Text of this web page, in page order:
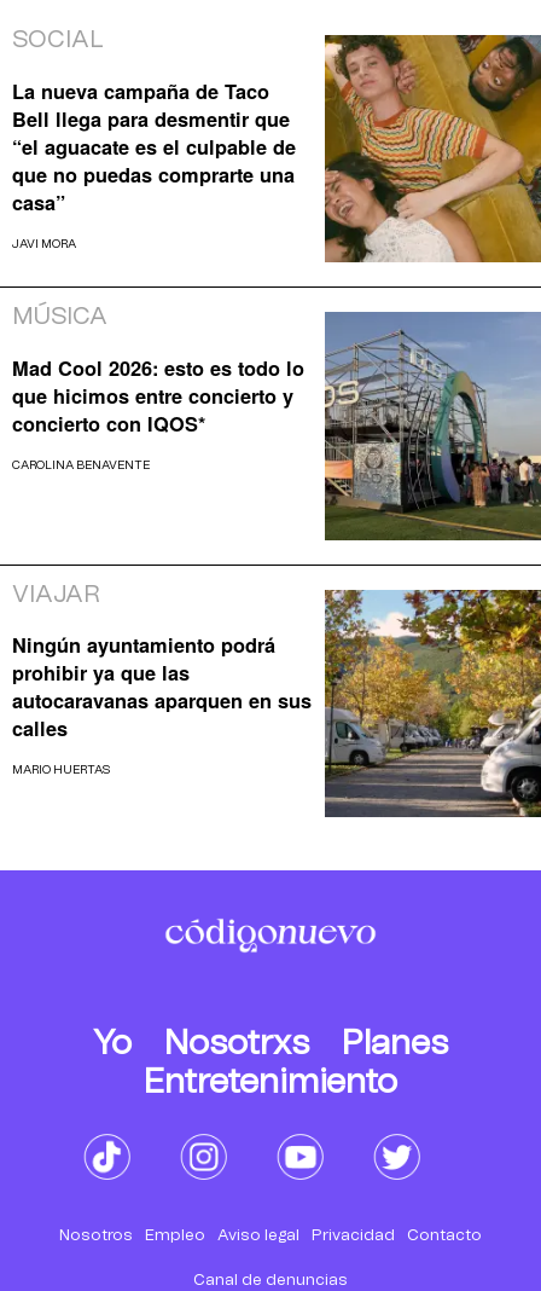
SOCIAL
La nueva campaña de Taco
Bell llega para desmentir que
“el aguacate es el culpable de
que no puedas comprarte una
casa”
JAVI MORA
MÚSICA
Mad Cool 2026: esto es todo lo
que hicimos entre concierto y
concierto con IQOS*
CAROLINA BENAVENTE
VIAJAR
Ningún ayuntamiento podrá
prohibir ya que las
autocaravanas aparquen en sus
calles
MARIO HUERTAS
Yo Nosotrxs
Planes
Entretenimiento
Nosotros Empleo Aviso legal Privacidad Contacto
Canal de denuncias